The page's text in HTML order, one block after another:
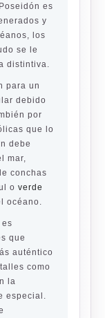
es
y
los
se le
distintiva.
para un
debido
por
que lo
debe
mar,
conchas
o verde
océano.
que
auténtico
como
la
especial.